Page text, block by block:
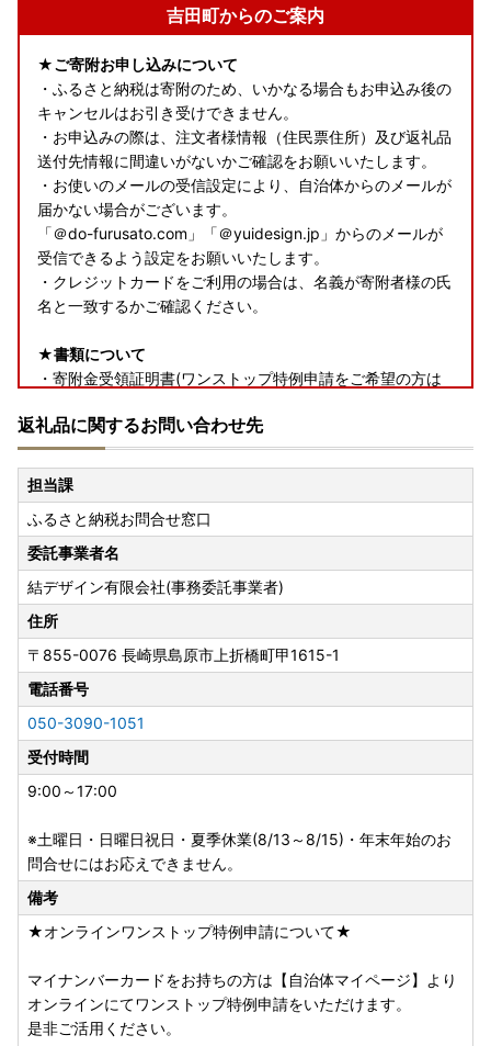
吉田町からのご案内
★ご寄附お申し込みについて
・ふるさと納税は寄附のため、いかなる場合もお申込み後の
キャンセルはお引き受けできません。
・お申込みの際は、注文者様情報（住民票住所）及び返礼品
送付先情報に間違いがないかご確認をお願いいたします。
・お使いのメールの受信設定により、自治体からのメールが
届かない場合がございます。
「＠do-furusato.com」「＠yuidesign.jp」からのメールが
受信できるよう設定をお願いいたします。
・クレジットカードをご利用の場合は、名義が寄附者様の氏
名と一致するかご確認ください。
★書類について
・寄附金受領証明書(ワンストップ特例申請をご希望の方は
★返礼品について
・お受け取り日指定はできません。
・長期ご不在でお受取不可の期間がございましたら、必ず備
考欄に「不在:○○」とご記入ください。
・返礼品送付先ご住所の誤り等のお申込内容不備や、受取人
様のご都合により返礼品がお届けできない場合、再送はいた
しません。また寄附金の返金もいたしかねます。
・手配状況次第では返礼品送付先ご住所の変更ができない場
合があります。また転送する場合は転送料金(受取人着払い)
が発生しますので、ご了承ください。
・「のし」可の返礼品を除き、のしの対応はいたしかねま
す。
・配送業者の指定はいたしかねます。また返礼品によって異
なります。
・事前に出荷日のご案内は行っておりません。また、ご要望
・返礼品をお届けする際の配送伝票について、ご依頼主には
ご寄附者様のお名前が入ります。変更はいたしかねますので
ご了承ください。
・お受取人様の郵便受けにお届けする返礼品（メール便）に
つきましては、依頼主様のお名前は配送伝票に印字されませ
い。
・複数の返礼品を選択頂いた場合、個別発送になることもご
ざいます。
返礼品に関するお問い合わせ先
担当課
ふるさと納税お問合せ窓口
委託事業者名
結デザイン有限会社(事務委託事業者)
住所
〒855-0076 長崎県島原市上折橋町甲1615-1
電話番号
050-3090-1051
受付時間
9:00～17:00
※土曜日・日曜日祝日・夏季休業(8/13～8/15)・年末年始のお
問合せにはお応えできません。
備考
★オンラインワンストップ特例申請について★
マイナンバーカードをお持ちの方は【自治体マイページ】より
オンラインにてワンストップ特例申請をいただけます。
是非ご活用ください。